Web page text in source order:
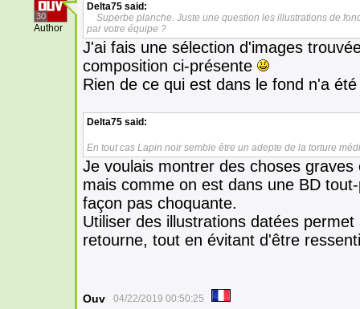
30
Author
Delta75 said:
Superbe planche. Juste une question les illustrations de
par votre équipe ?
J'ai fais une sélection d'images
composition ci-présente
Rien de ce qui est dans le fond n'a
Delta75 said:
En tout cas Lapin noir semble être un adepte de la torture
Je voulais montrer des choses
mais comme on est dans une BD
façon pas choquante.
Utiliser des illustrations datées
retourne, tout en évitant d'être
Ouv 04/22/2019 00:50:25